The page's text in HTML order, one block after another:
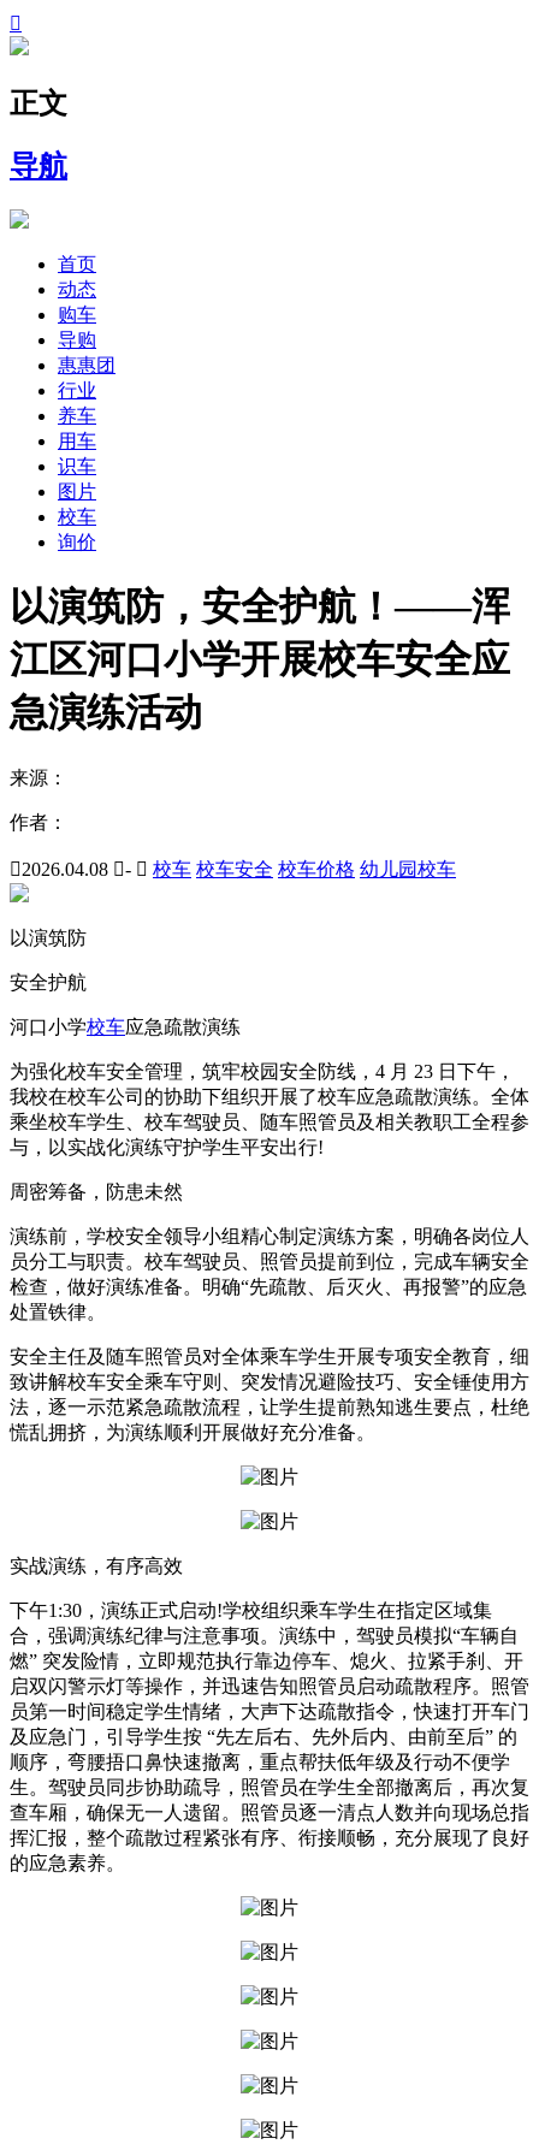

正文
导航
首页
动态
购车
导购
惠惠团
行业
养车
用车
识车
图片
校车
询价
以演筑防，安全护航！——浑
江区河口小学开展校车安全应
急演练活动
来源：
作者：
2026.04.08 -  校车 校车安全 校车价格 幼儿园校车
以演筑防
安全护航
河口小学校车应急疏散演练
为强化校车安全管理，筑牢校园安全防线，4 月 23 日下午，
我校在校车公司的协助下组织开展了校车应急疏散演练。全体
乘坐校车学生、校车驾驶员、随车照管员及相关教职工全程参
与，以实战化演练守护学生平安出行!
周密筹备，防患未然
演练前，学校安全领导小组精心制定演练方案，明确各岗位人
员分工与职责。校车驾驶员、照管员提前到位，完成车辆安全
检查，做好演练准备。明确“先疏散、后灭火、再报警”的应急
处置铁律。
安全主任及随车照管员对全体乘车学生开展专项安全教育，细
致讲解校车安全乘车守则、突发情况避险技巧、安全锤使用方
法，逐一示范紧急疏散流程，让学生提前熟知逃生要点，杜绝
慌乱拥挤，为演练顺利开展做好充分准备。
实战演练，有序高效
下午1:30，演练正式启动!学校组织乘车学生在指定区域集
合，强调演练纪律与注意事项。演练中，驾驶员模拟“车辆自
燃” 突发险情，立即规范执行靠边停车、熄火、拉紧手刹、开
启双闪警示灯等操作，并迅速告知照管员启动疏散程序。照管
员第一时间稳定学生情绪，大声下达疏散指令，快速打开车门
及应急门，引导学生按 “先左后右、先外后内、由前至后” 的
顺序，弯腰捂口鼻快速撤离，重点帮扶低年级及行动不便学
生。驾驶员同步协助疏导，照管员在学生全部撤离后，再次复
查车厢，确保无一人遗留。照管员逐一清点人数并向现场总指
挥汇报，整个疏散过程紧张有序、衔接顺畅，充分展现了良好
的应急素养。